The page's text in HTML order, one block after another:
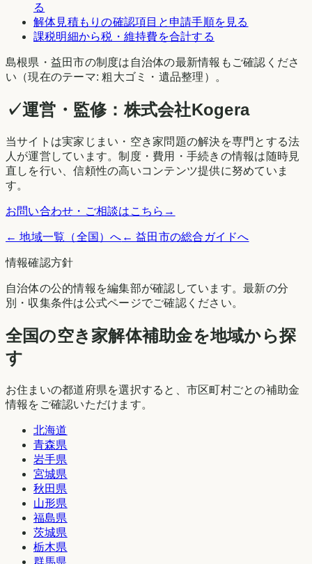
る
解体見積もりの確認項目と申請手順を見る
課税明細から税・維持費を合計する
島根県 ・ 益田市の制度は自治体の最新情報もご確認くださ
い（現在のテーマ:粗大ゴミ・遺品整理 ）。
✓運営・監修：株式会社Kogera
当サイトは実家じまい・空き家問題の解決を専門とする法
人が運営しています。制度・費用・手続きの情報は随時見
直しを行い、信頼性の高いコンテンツ提供に努めていま
す。
お問い合わせ・ご相談はこちら →
← 地域一覧（全国）へ ←益田市の総合ガイドへ
情報確認方針
自治体の公的情報を編集部が確認しています。最新の分
別・収集条件は公式ページでご確認ください。
全国の空き家解体補助金を地域から探
す
お住まいの都道府県を選択すると、市区町村ごとの補助金
情報をご確認いただけます。
北海道
青森県
岩手県
宮城県
秋田県
山形県
福島県
茨城県
栃木県
群馬県